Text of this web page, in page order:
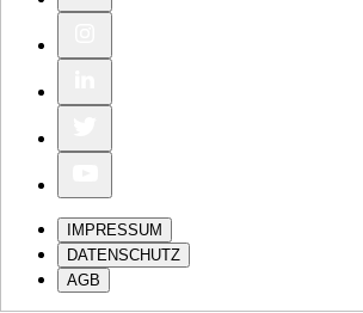
IMPRESSUM
DATENSCHUTZ
AGB